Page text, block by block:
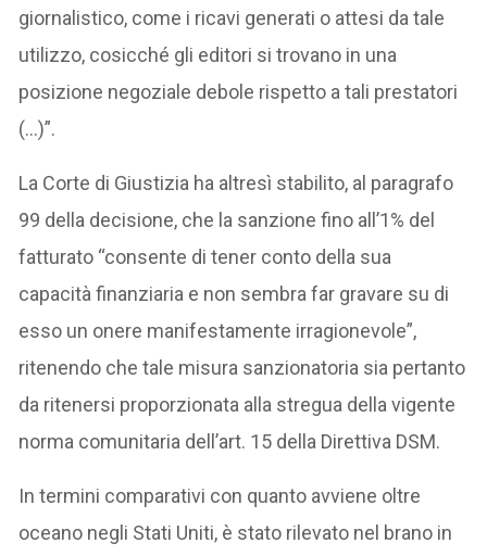
giornalistico, come i ricavi generati o attesi da tale
utilizzo, cosicché gli editori si trovano in una
posizione negoziale debole rispetto a tali prestatori
(…)”.
La Corte di Giustizia ha altresì stabilito, al paragrafo
99 della decisione, che la sanzione fino all’1% del
fatturato “consente di tener conto della sua
capacità finanziaria e non sembra far gravare su di
esso un onere manifestamente irragionevole”,
ritenendo che tale misura sanzionatoria sia pertanto
da ritenersi proporzionata alla stregua della vigente
norma comunitaria dell’art. 15 della Direttiva DSM.
In termini comparativi con quanto avviene oltre
oceano negli Stati Uniti, è stato rilevato nel brano in